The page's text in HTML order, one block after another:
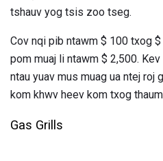
tshauv yog tsis zoo tseg.
Cov nqi pib ntawm $ 100 txog
pom muaj li ntawm $ 2,500.
ntau yuav mus muag ua ntej roj
kom khwv heev kom txog
Gas Grills